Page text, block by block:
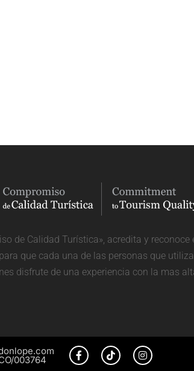
de Calidad Turística», acredita y reconoce
que cada una de las personas que
disfrute de una experiencia con la mas
003764